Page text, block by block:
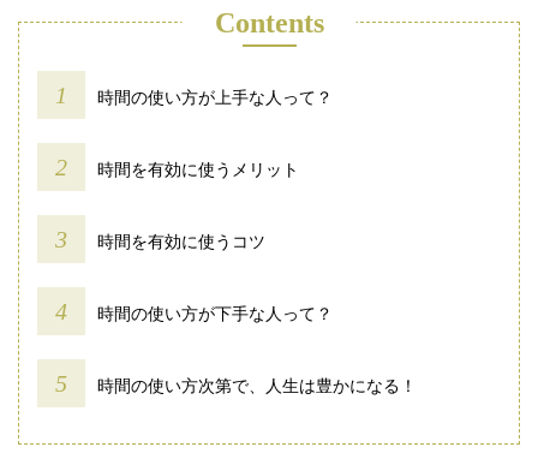
Contents
時間の使い方が上手な人って？
時間を有効に使うメリット
時間を有効に使うコツ
時間の使い方が下手な人って？
時間の使い方次第で、人生は豊かになる！